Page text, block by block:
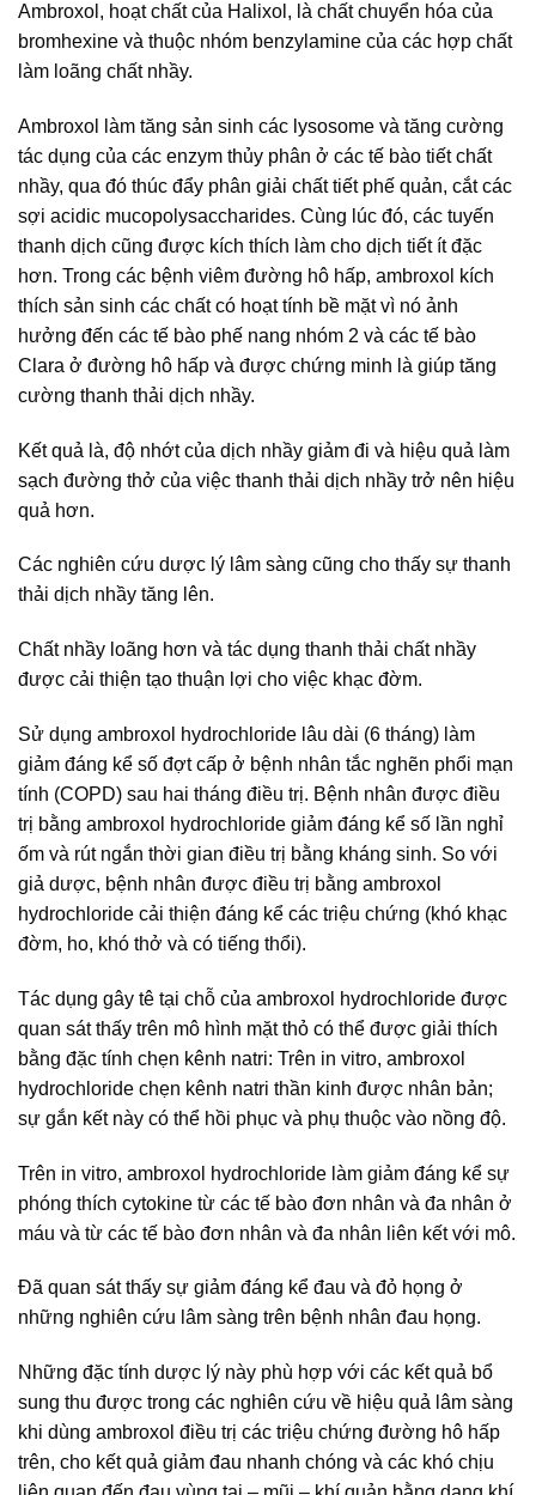
Ambroxol, hoạt chất của Halixol, là chất chuyển hóa của
bromhexine và thuộc nhóm benzylamine của các hợp chất
làm loãng chất nhầy.
Ambroxol làm tăng sản sinh các lysosome và tăng cường
tác dụng của các enzym thủy phân ở các tế bào tiết chất
nhầy, qua đó thúc đẩy phân giải chất tiết phế quản, cắt các
sợi acidic mucopolysaccharides. Cùng lúc đó, các tuyến
thanh dịch cũng được kích thích làm cho dịch tiết ít đặc
hơn. Trong các bệnh viêm đường hô hấp, ambroxol kích
thích sản sinh các chất có hoạt tính bề mặt vì nó ảnh
hưởng đến các tế bào phế nang nhóm 2 và các tế bào
Clara ở đường hô hấp và được chứng minh là giúp tăng
cường thanh thải dịch nhầy.
Kết quả là, độ nhớt của dịch nhầy giảm đi và hiệu quả làm
sạch đường thở của việc thanh thải dịch nhầy trở nên hiệu
quả hơn.
Các nghiên cứu dược lý lâm sàng cũng cho thấy sự thanh
thải dịch nhầy tăng lên.
Chất nhầy loãng hơn và tác dụng thanh thải chất nhầy
được cải thiện tạo thuận lợi cho việc khạc đờm.
Sử dụng ambroxol hydrochloride lâu dài (6 tháng) làm
giảm đáng kể số đợt cấp ở bệnh nhân tắc nghẽn phổi mạn
tính (COPD) sau hai tháng điều trị. Bệnh nhân được điều
trị bằng ambroxol hydrochloride giảm đáng kể số lần nghỉ
ốm và rút ngắn thời gian điều trị bằng kháng sinh. So với
giả dược, bệnh nhân được điều trị bằng ambroxol
hydrochloride cải thiện đáng kể các triệu chứng (khó khạc
đờm, ho, khó thở và có tiếng thổi).
Tác dụng gây tê tại chỗ của ambroxol hydrochloride được
quan sát thấy trên mô hình mặt thỏ có thể được giải thích
bằng đặc tính chẹn kênh natri: Trên in vitro, ambroxol
hydrochloride chẹn kênh natri thần kinh được nhân bản;
sự gắn kết này có thể hồi phục và phụ thuộc vào nồng độ.
Trên in vitro, ambroxol hydrochloride làm giảm đáng kể sự
phóng thích cytokine từ các tế bào đơn nhân và đa nhân ở
máu và từ các tế bào đơn nhân và đa nhân liên kết với mô.
Đã quan sát thấy sự giảm đáng kể đau và đỏ họng ở
những nghiên cứu lâm sàng trên bệnh nhân đau họng.
Những đặc tính dược lý này phù hợp với các kết quả bổ
sung thu được trong các nghiên cứu về hiệu quả lâm sàng
khi dùng ambroxol điều trị các triệu chứng đường hô hấp
trên, cho kết quả giảm đau nhanh chóng và các khó chịu